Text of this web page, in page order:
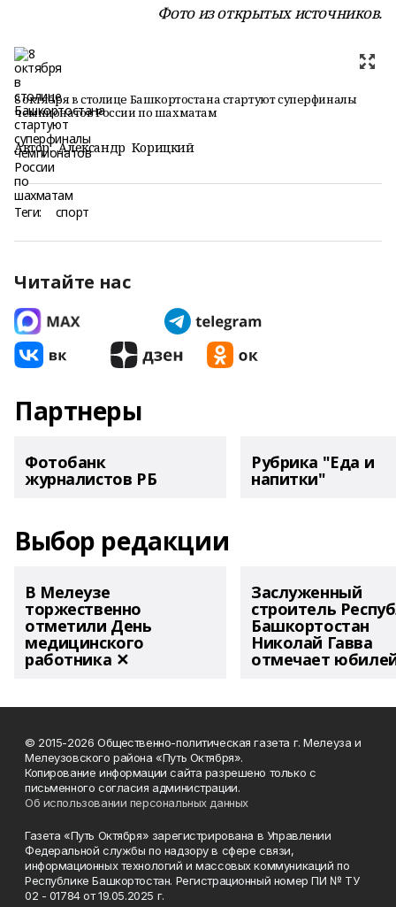
Фото из открытых источников.
8 октября в столице Башкортостана стартуют суперфиналы
чемпионатов России по шахматам
Автор: Александр Корицкий
Теги: спорт
Читайте нас
Партнеры
Фотобанк
журналистов РБ
Рубрика "Еда и
напитки"
Выбор редакции
В Мелеузе
торжественно
отметили День
медицинского
работника ✕
Заслуженный
строитель
Башкортостан
Николай Гавва
отмечает
© 2015-2026 Общественно-политическая газета г. Мелеуза и
Мелеузовского района «Путь Октября».
Копирование информации сайта разрешено только с
письменного согласия администрации.
Об использовании персональных данных
Газета «Путь Октября» зарегистрирована в Управлении
Федеральной службы по надзору в сфере связи,
информационных технологий и массовых коммуникаций по
Республике Башкортостан. Регистрационный номер ПИ № ТУ
02 - 01784 от 19.05.2025 г.